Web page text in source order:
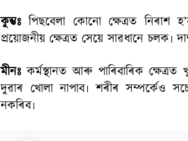
কুম্ভঃ পিছবেলা কোনো ক্ষেত্রত নিৰাশ
প্রয়োজনীয় ক্ষেত্রত সেয়ে সাৱধানে চলক৷
মীনঃকর্মস্থানত আৰু পাৰিবাৰিক
দুৱাৰ খোলা নাপাব৷ শৰীৰ সম্পর্কেও
নকৰিব৷